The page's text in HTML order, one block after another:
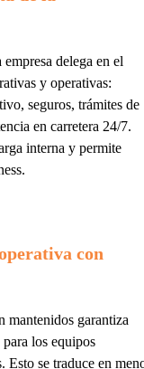
delega en el
y operativas:
seguros, trámites de
en carretera 24/7.
interna y permite
con
mantenidos garantiza
los equipos
Esto se traduce en